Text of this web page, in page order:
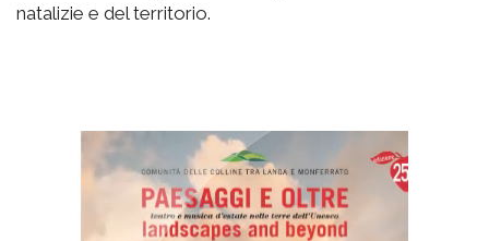
natalizie e del territorio.